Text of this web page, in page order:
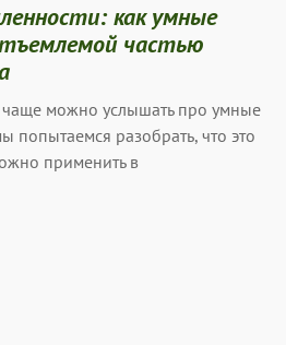
как умные
частью
чаще можно услышать про умные
попытаемся разобрать, что это
применить в